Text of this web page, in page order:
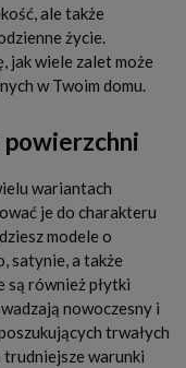
ale także
życie.
jak wiele zalet może
w Twoim domu.
powierzchni
wariantach
je do charakteru
modele o
satynie, a także
również płytki
nowoczesny i
trwałych
warunki